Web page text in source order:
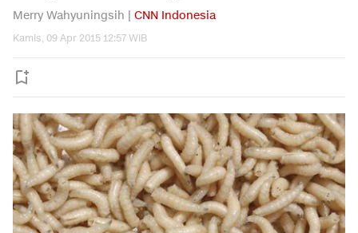
Merry Wahyuningsih | CNN Indonesia
Kamis, 09 Apr 2015 12:57 WIB